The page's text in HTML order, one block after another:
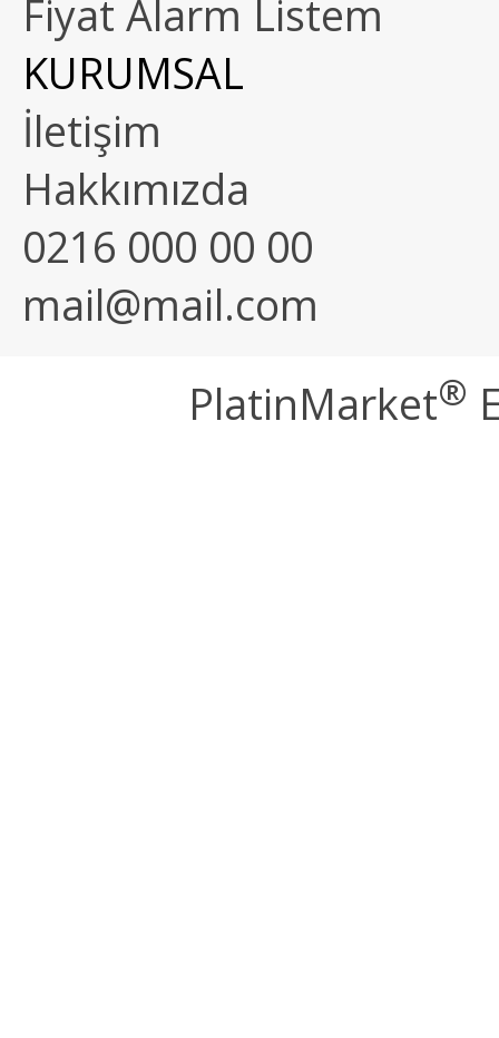
Fiyat Alarm Listem
KURUMSAL
İletişim
Hakkımızda
0216 000 00 00
mail@mail.com
PlatinMarket®